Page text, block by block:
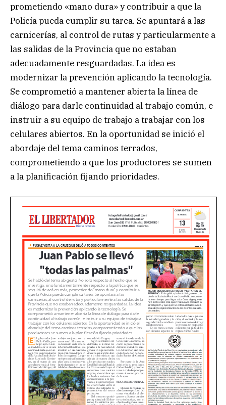
prometiendo «mano dura» y contribuir a que la
Policía pueda cumplir su tarea. Se apuntará a las
carnicerías, al control de rutas y particularmente a
las salidas de la Provincia que no estaban
adecuadamente resguardadas. La idea es
modernizar la prevención aplicando la tecnología.
Se comprometió a mantener abierta la línea de
diálogo para darle continuidad al trabajo común, e
instruir a su equipo de trabajo a trabajar con los
celulares abiertos. En la oportunidad se inició el
abordaje del tema caminos terrados,
comprometiendo a que los productores se sumen
a la planificación fijando prioridades.